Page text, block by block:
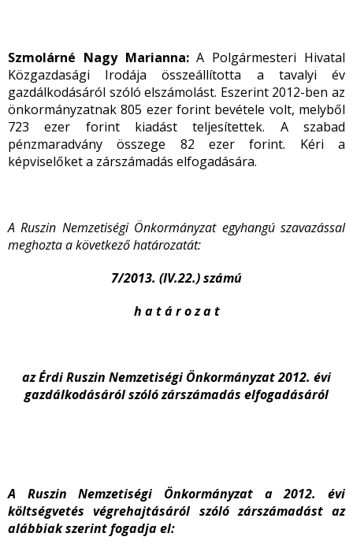
Szmolárné Nagy Marianna:A Polgármesteri Hivatal
Közgazdasági Irodája összeállította a tavalyi év
gazdálkodásáról szóló elszámolást. Eszerint 2012-ben az
önkormányzatnak 805 ezer forint bevétele volt, melyből
723 ezer forint kiadást teljesítettek. A szabad
pénzmaradvány összege 82 ezer forint. Kéri a
képviselőket a zárszámadás elfogadására.
A Ruszin Nemzetiségi Önkormányzat egyhangú szavazással
meghozta a következő határozatát:
7/2013. (IV.22.) számú
h a t á r o z a t
az Érdi Ruszin Nemzetiségi Önkormányzat 2012. évi
gazdálkodásáról szóló zárszámadás elfogadásáról
A Ruszin Nemzetiségi Önkormányzat a 2012. évi
költségvetés végrehajtásáról szóló zárszámadást az
alábbiak szerint fogadja el: